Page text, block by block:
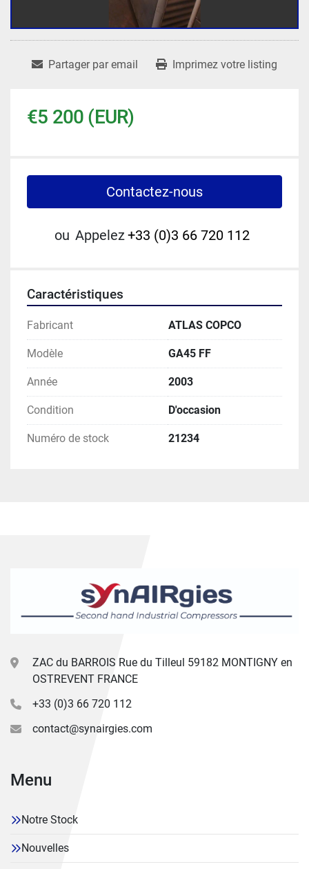
Partager par email Imprimez votre listing
€5 200 (EUR)
Contactez-nous
ou Appelez+33 (0)3 66 720 112
Caractéristiques
Fabricant ATLAS COPCO
Modèle GA45 FF
Année 2003
Condition D'occasion
Numéro de stock 21234
ZAC du BARROIS Rue du Tilleul 59182 MONTIGNY en
OSTREVENT FRANCE
+33 (0)3 66 720 112
contact@synairgies.com
Menu
Notre Stock
Nouvelles